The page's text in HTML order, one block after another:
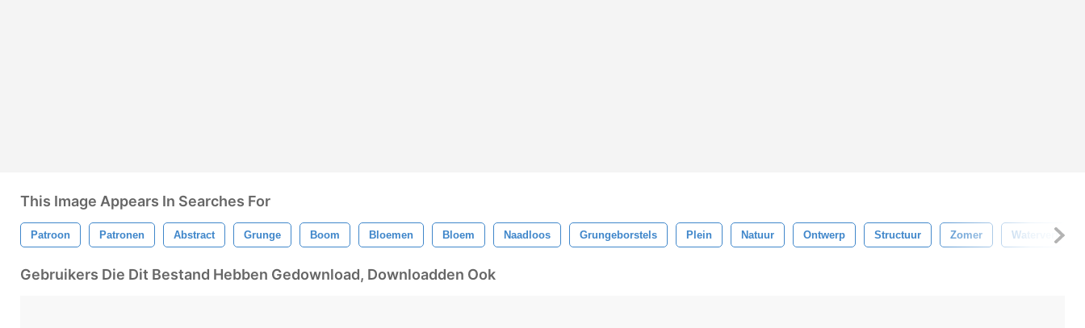
This Image Appears In Searches For
Patroon Patronen Abstract Grunge Boom Bloemen Bloem Naadloos Grungeborstels Plein Natuur Ontwerp Structuur Zomer Waterverf
Gebruikers Die Dit Bestand Hebben Gedownload, Downloadden Ook